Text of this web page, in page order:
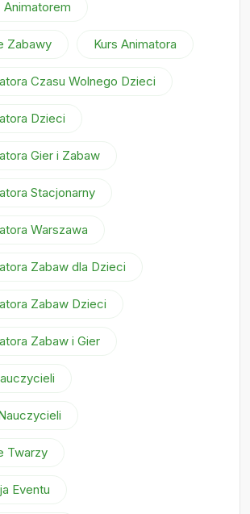
Animatorem
Zabawy Kurs Animatora
Czasu Wolnego Dzieci
Dzieci
Gier i Zabaw
Stacjonarny
Warszawa
Zabaw dla Dzieci
Zabaw Dzieci
Zabaw i Gier
Twarzy
Eventu